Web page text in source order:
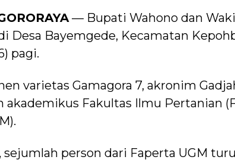
— Bupati Wahono dan
Desa Bayemgede, Kecamatan
pagi.
varietas Gamagora 7, akronim
akademikus Fakultas Ilmu Pertanian
sejumlah person dari Faperta UGM